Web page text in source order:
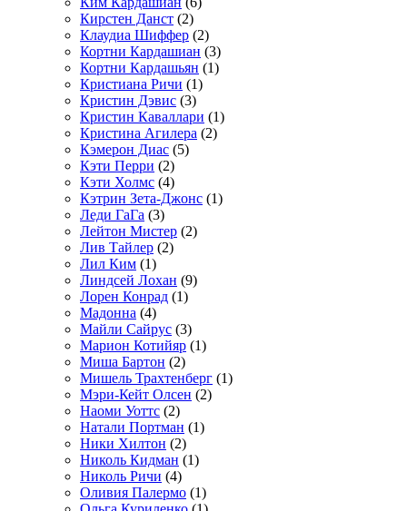
Кирстен Данст (2)
Клаудиа Шиффер (2)
Кортни Кардашиан (3)
Кортни Кардашьян (1)
Кристиана Ричи (1)
Кристин Дэвис (3)
Кристин Каваллари (1)
Кристина Агилера (2)
Кэмерон Диас (5)
Кэти Перри (2)
Кэти Холмс (4)
Кэтрин Зета-Джонс (1)
Леди ГаГа (3)
Лейтон Мистер (2)
Лив Тайлер (2)
Лил Ким (1)
Линдсей Лохан (9)
Лорен Конрад (1)
Мадонна (4)
Майли Сайрус (3)
Марион Котийяр (1)
Миша Бартон (2)
Мишель Трахтенберг (1)
Мэри-Кейт Олсен (2)
Наоми Уоттс (2)
Натали Портман (1)
Ники Хилтон (2)
Николь Кидман (1)
Николь Ричи (4)
Оливия Палермо (1)